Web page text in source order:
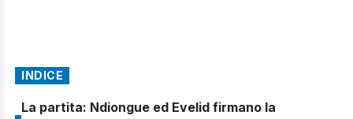
INDICE
La partita: Ndiongue ed Evelid firmano la